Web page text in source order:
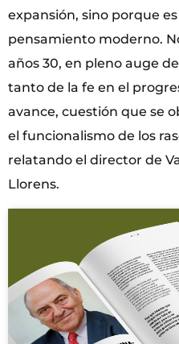
expansión, sino porque
pensamiento moderno.
años 30, en pleno auge
tanto de la fe en el
avance, cuestión que se
el funcionalismo de los
relatando el director de
Llorens.